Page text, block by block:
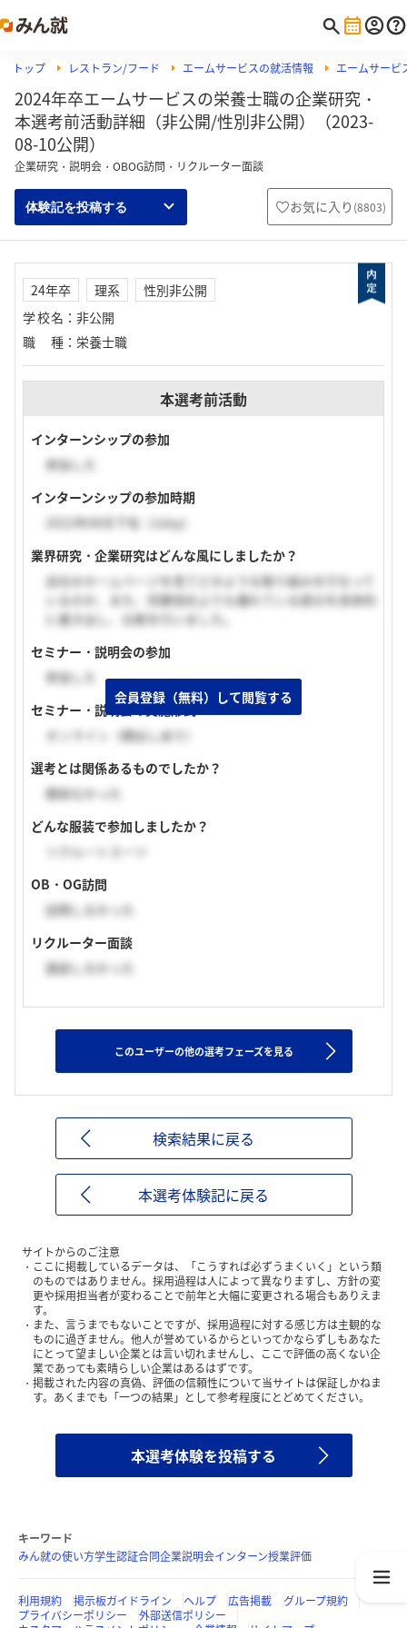
トップ レストラン/フード エームサービスの就活情報 エームサービ
2024年卒エームサービスの栄養士職の企業研究・
本選考前活動詳細（非公開/性別非公開）（2023-
08-10公開）
企業研究・説明会・OBOG訪問・リクルーター面談
体験記を投稿する お気に入り (8803)
24年卒 理系
性別非公開
学校名 ： 非公開
職種 ： 栄養士職
本選考前活動
インターンシップの参加
参加した
インターンシップの参加時期
2022年08月下旬（1day）
業界研究・企業研究はどんな風にしましたか？
会社のホームページを見てどのような取り組みを行なって
いるのか、また、同業他社よりも優れている部分を具体的
に書き出し、比較を行いました。
セミナー・説明会の参加
参加した
セミナー・説明会の実施形式
オンライン（顔出しあり）
選考とは関係あるものでしたか？
関係なかった
どんな服装で参加しましたか？
リクルートスーツ
OB・OG訪問
訪問しなかった
リクルーター面談
面談しなかった
会員登録（無料）して閲覧する
このユーザーの他の選考フェーズを見る
検索結果に戻る
本選考体験記に戻る
サイトからのご注意
ここに掲載しているデータは、「こうすれば必ずうまくいく」という類
のものではありません。採用過程は人によって異なりますし、方針の変
更や採用担当者が変わることで前年と大幅に変更される場合もありえま
す。
また、言うまでもないことですが、採用過程に対する感じ方は主観的な
ものに過ぎません。他人が誉めているからといってかならずしもあなた
にとって望ましい企業とは言い切れませんし、ここで評価の高くない企
業であっても素晴らしい企業はあるはずです。
掲載された内容の真偽、評価の信頼性について当サイトは保証しかねま
す。あくまでも「一つの結果」として参考程度にとどめてください。
本選考体験を投稿する
キーワード
みん就の使い方学生認証合同企業説明会インターン授業評価
利用規約 掲示板ガイドライン ヘルプ 広告掲載
グループ規約
プライバシーポリシー
外部送信ポリシー